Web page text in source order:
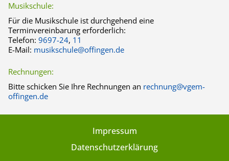
Musikschule:
Für die Musikschule ist durchgehend eine
Terminvereinbarung erforderlich:
Telefon: 9697-24, 11
E-Mail: musikschule@offingen.de
Rechnungen:
Bitte schicken Sie Ihre Rechnungen an rechnung@vgem-
offingen.de
Impressum
Datenschutzerklärung